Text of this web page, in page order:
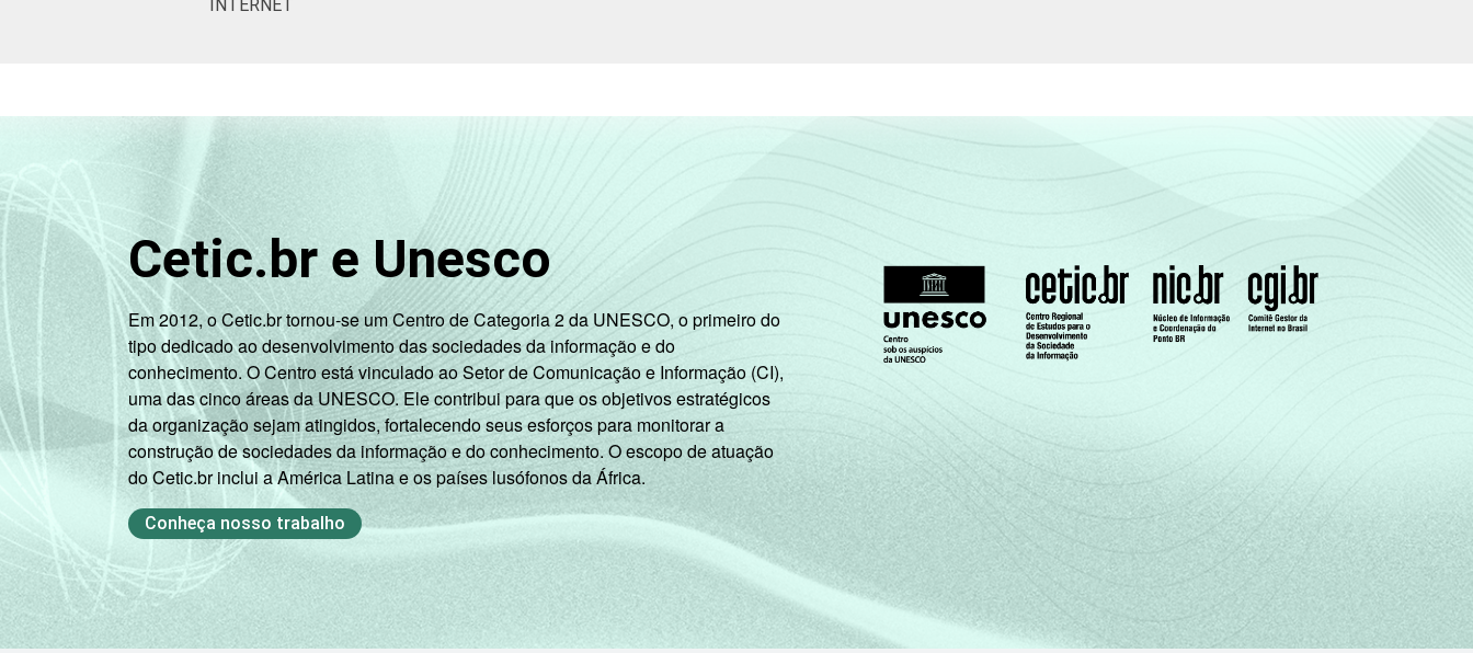
INTERNET
Cetic.br e Unesco
Em 2012, o Cetic.br tornou-se um Centro de Categoria 2 da UNESCO, o primeiro do
tipo dedicado ao desenvolvimento das sociedades da informação e do
conhecimento. O Centro está vinculado ao Setor de Comunicação e Informação (CI),
uma das cinco áreas da UNESCO. Ele contribui para que os objetivos estratégicos
da organização sejam atingidos, fortalecendo seus esforços para monitorar a
construção de sociedades da informação e do conhecimento. O escopo de atuação
do Cetic.br inclui a América Latina e os países lusófonos da África.
Conheça nosso trabalho